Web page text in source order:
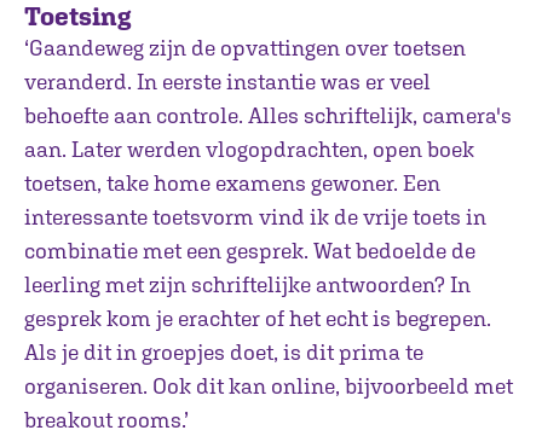
Toetsing
‘Gaandeweg zijn de opvattingen over toetsen
veranderd. In eerste instantie was er veel
behoefte aan controle. Alles schriftelijk, camera's
aan. Later werden vlogopdrachten, open boek
toetsen, take home examens gewoner. Een
interessante toetsvorm vind ik de vrije toets in
combinatie met een gesprek. Wat bedoelde de
leerling met zijn schriftelijke antwoorden? In
gesprek kom je erachter of het echt is begrepen.
Als je dit in groepjes doet, is dit prima te
organiseren. Ook dit kan online, bijvoorbeeld met
breakout rooms.’